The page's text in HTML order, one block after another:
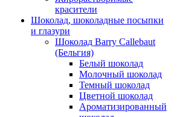
красители
Шоколад, шоколадные посыпки
и глазури
Шоколад Barry Callebaut
(Бельгия)
Белый шоколад
Молочный шоколад
Темный шоколад
Цветной шоколад
Ароматизированный